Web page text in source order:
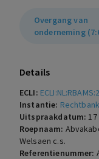
Overgang van
onderneming
Details
ECLI:
Instantie:
Uitspraakdatum:
Roepnaam:
Welsaen c.s.
Referentienummer: